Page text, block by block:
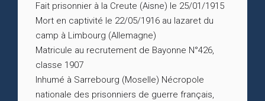
Fait prisonnier à la Creute (Aisne) le 25/01/1915
Mort en captivité le 22/05/1916 au lazaret du
camp à Limbourg (Allemagne)
Matricule au recrutement de Bayonne N°426,
classe 1907
Inhumé à Sarrebourg (Moselle) Nécropole
nationale des prisonniers de guerre français,